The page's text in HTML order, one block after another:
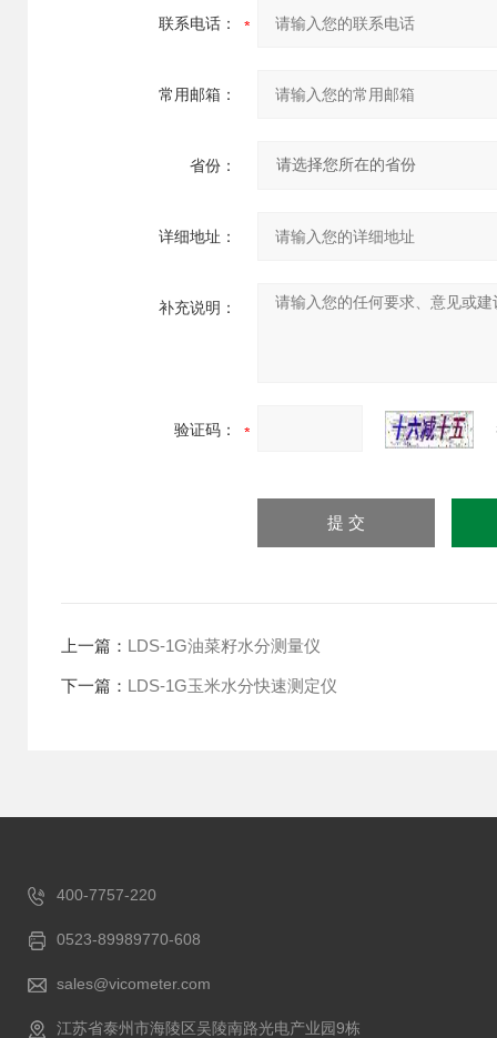
联系电话：
常用邮箱：
省份：
详细地址：
补充说明：
验证码：
上一篇： LDS-1G油菜籽水分测量仪
下一篇： LDS-1G玉米水分快速测定仪
400-7757-220
0523-89989770-608
sales@vicometer.com
江苏省泰州市海陵区吴陵南路光电产业园9栋